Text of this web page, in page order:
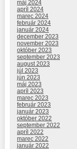
máj 2024
apríl 2024
marec 2024
február 2024
január 2024
december 2023
november 2023
október 2023
september 2023
august 2023
júl 2023
jún 2023
máj 2023
apríl 2023
marec 2023
február 2023
január 2023
október 2022
september 2022
apríl 2022
marec 2022
január 2022